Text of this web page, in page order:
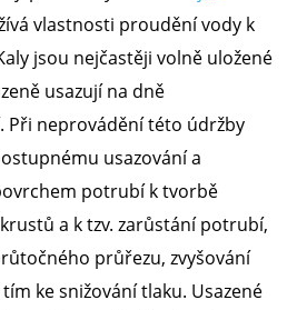
vlastnosti proudění vody k
jsou nejčastěji volně uložené
usazují na dně
neprovádění této údržby
usazování a
potrubí k tvorbě
a k tzv. zarůstání potrubí,
průřezu, zvyšování
ke snižování tlaku. Usazené